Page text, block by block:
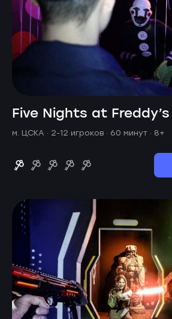
Five Nights at Freddy’s
м. ЦСКА · 2-12 игроков · 60 минут · 8+